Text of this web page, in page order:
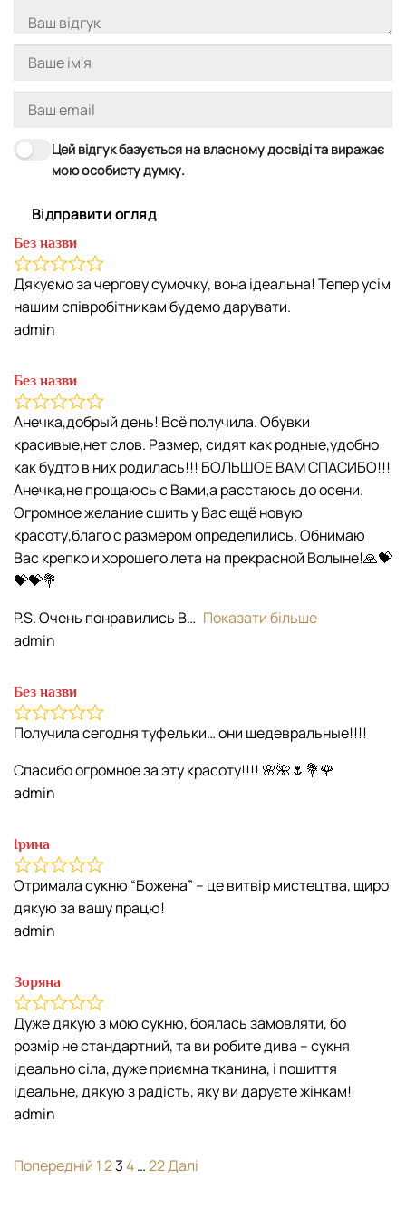
Цей відгук базується на власному досвіді та виражає
мою особисту думку.
Відправити огляд
Без назви
Дякуємо за чергову сумочку, вона ідеальна! Тепер усім
нашим співробітникам будемо дарувати.
admin
Без назви
Анечка,добрый день! Всё получила. Обувки
красивые,нет слов. Размер, сидят как родные,удобно
как будто в них родилась!!! БОЛЬШОЕ ВАМ СПАСИБО!!!
Анечка,не прощаюсь с Вами,а расстаюсь до осени.
Огромное желание сшить у Вас ещё новую
красоту,благо с размером определились. Обнимаю
Вас крепко и хорошего лета на прекрасной Волыне!🙏💝
💝💝💐
P.S. Очень понравились В
Показати більше
admin
Без назви
Получила сегодня туфельки… они шедевральные!!!!
Спасибо огромное за эту красоту!!!! 🌸🌺🌷💐🌹
admin
Ірина
Отримала сукню “Божена” – це витвір мистецтва, щиро
дякую за вашу працю!
admin
Зоряна
Дуже дякую з мою сукню, боялась замовляти, бо
розмір не стандартний, та ви робите дива – сукня
ідеально сіла, дуже приємна тканина, і пошиття
ідеальне, дякую з радість, яку ви даруєте жінкам!
admin
Site
Попередній Сторінка
1 Сторінка
2Сторінка
3Сторінка
4… Сторінка
22Далі